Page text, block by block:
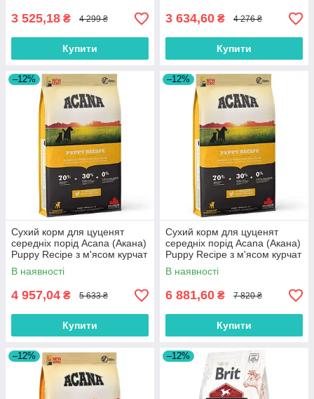
3 525,18 ₴ 4 299 ₴
Купити
12 кг
3 634,60 ₴ 4 276 ₴
Купити
–12%
Сухий корм для цуценят
середніх порід Acana (Акана)
Puppy Recipe з м'ясом курчат
11.4 кг
В наявності
4 957,04 ₴ 5 633 ₴
Купити
–12%
Сухий корм для цуценят
середніх порід Acana (Акана)
Puppy Recipe з м'ясом курчат
17 кг
В наявності
6 881,60 ₴ 7 820 ₴
Купити
–12% –12%